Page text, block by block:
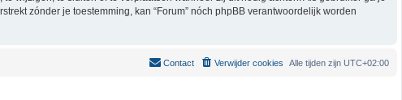
zónder je toestemming, kan “Forum” nóch phpBB verantwoordelijk worden
Alle tijden zijn UTC+02:00
Verwijder cookies
Contact